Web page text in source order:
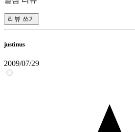
리뷰 쓰기
justinus
2009/07/29